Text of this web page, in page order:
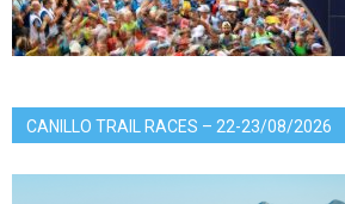
CANILLO TRAIL RACES – 22-23/08/2026